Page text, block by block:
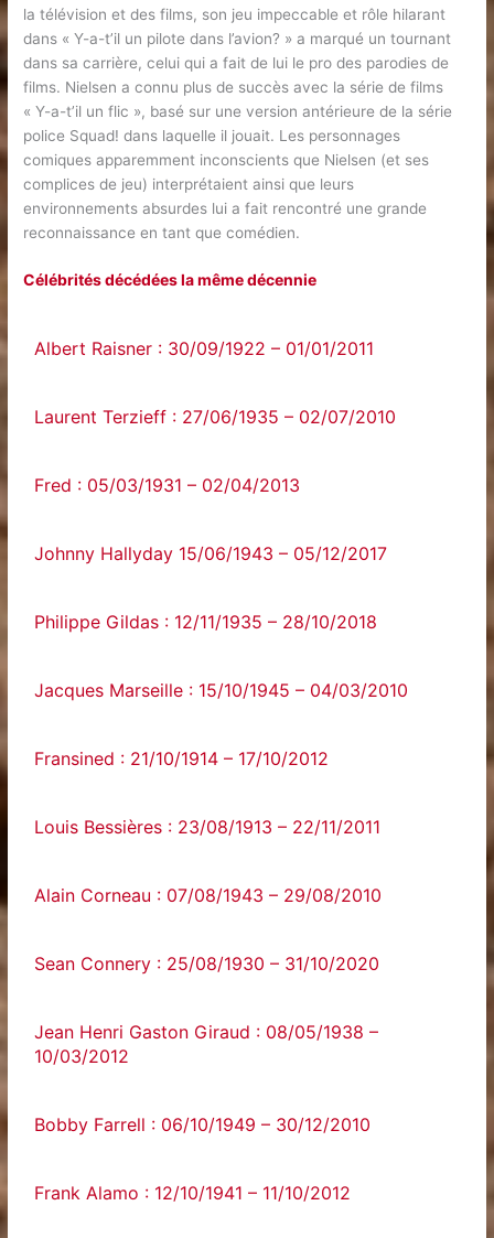
la télévision et des films, son jeu impeccable et rôle hilarant
dans « Y-a-t’il un pilote dans l’avion? » a marqué un tournant
dans sa carrière, celui qui a fait de lui le pro des parodies de
films. Nielsen a connu plus de succès avec la série de films
« Y-a-t’il un flic », basé sur une version antérieure de la série
police Squad! dans laquelle il jouait. Les personnages
comiques apparemment inconscients que Nielsen (et ses
complices de jeu) interprétaient ainsi que leurs
environnements absurdes lui a fait rencontré une grande
reconnaissance en tant que comédien.
Célébrités décédées la même décennie
Albert Raisner : 30/09/1922 – 01/01/2011
Laurent Terzieff : 27/06/1935 – 02/07/2010
Fred : 05/03/1931 – 02/04/2013
Johnny Hallyday 15/06/1943 – 05/12/2017
Philippe Gildas : 12/11/1935 – 28/10/2018
Jacques Marseille : 15/10/1945 – 04/03/2010
Fransined : 21/10/1914 – 17/10/2012
Louis Bessières : 23/08/1913 – 22/11/2011
Alain Corneau : 07/08/1943 – 29/08/2010
Sean Connery : 25/08/1930 – 31/10/2020
Jean Henri Gaston Giraud : 08/05/1938 –
10/03/2012
Bobby Farrell : 06/10/1949 – 30/12/2010
Frank Alamo : 12/10/1941 – 11/10/2012